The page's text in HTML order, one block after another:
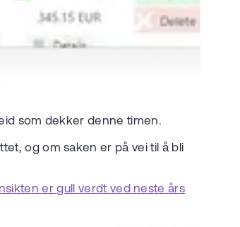
som dekker denne timen.
og om saken er på vei til å bli
er gull verdt ved neste års